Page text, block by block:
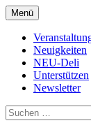
Zum
Inhalt
springen
NeuDeli
Menü
Neuigkeiten
NEU-Deli
Unterstützen
Newsletter
Suchen
nach: